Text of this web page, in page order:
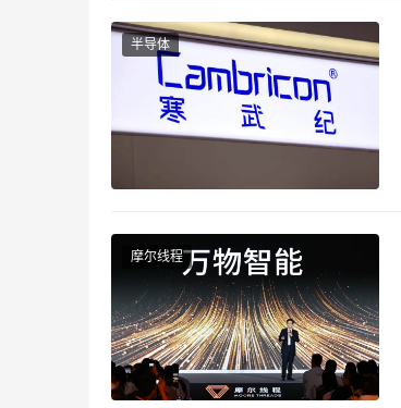
半导体
摩尔线程